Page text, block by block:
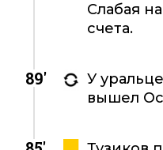
Слабая
счета.
89'
У
вышел